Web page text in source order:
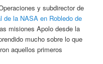
y subdirector de
de la NASA en Robledo de
misiones Apolo desde la
mucho sobre lo que
aquellos primeros